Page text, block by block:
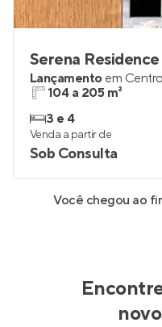
Serena Residence
Lançamento em Centro
104 a 205 m²
3 e 4
Venda a partir de
Sob Consulta
Você chegou ao